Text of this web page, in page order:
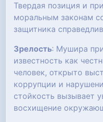
Твердая позиция и
моральным законам
защитника
Зрелость: Мушира
известность как
человек, открыто
коррупции и
стойкость вызывает
восхищение